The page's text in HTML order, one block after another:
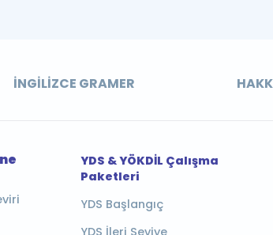
İNGILIZCE GRAMER
YDS & YÖKDİL Çalışma
Paketleri
YDS Başlangıç
YDS İleri Seviye